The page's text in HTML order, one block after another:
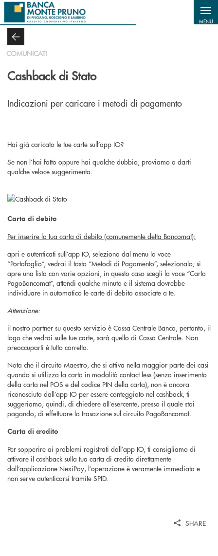
Salta al contenuto principale
MENU
COMUNICATI
Cashback di Stato
Indicazioni per caricare i metodi di pagamento
Hai già caricato le tue carte sull’app IO?
Se non l’hai fatto oppure hai qualche dubbio, proviamo a darti
qualche veloce suggerimento.
Carta di debito
Per inserire la tua carta di debito (comunemente detta Bancomat):
apri e autenticati sull’app IO, seleziona dal menu la voce
“Portafoglio”, vedrai il tasto “Metodi di Pagamento”, selezionalo; si
apre una lista con varie opzioni, in questo caso scegli la voce “Carta
PagoBancomat”, attendi qualche minuto e il sistema dovrebbe
individuare in automatico le carte di debito associate a te.
Attenzione:
il nostro partner su questo servizio è Cassa Centrale Banca, pertanto, il
logo che vedrai sulle tue carte, sarà quello di Cassa Centrale. Non
preoccuparti è tutto corretto.
Nota che il circuito Maestro, che si attiva nella maggior parte dei casi
quando si utilizza la carta in modalità contact less (senza inserimento
della carta nel POS e del codice PIN della carta), non è ancora
riconosciuto dall’app IO per essere conteggiato nel cashback, ti
suggeriamo, quindi, di chiedere all’esercente, presso il quale stai
pagando, di effettuare la trasazione sul circuito PagoBancomat.
Carta di credito
Per sopperire ai problemi registrati dall’app IO, ti consigliamo di
attivare il cashback sulla tua carta di credito direttamente
dall’applicazione NexiPay, l’operazione è veramente immediata e
non serve autenticarsi tramite SPID.
SHARE